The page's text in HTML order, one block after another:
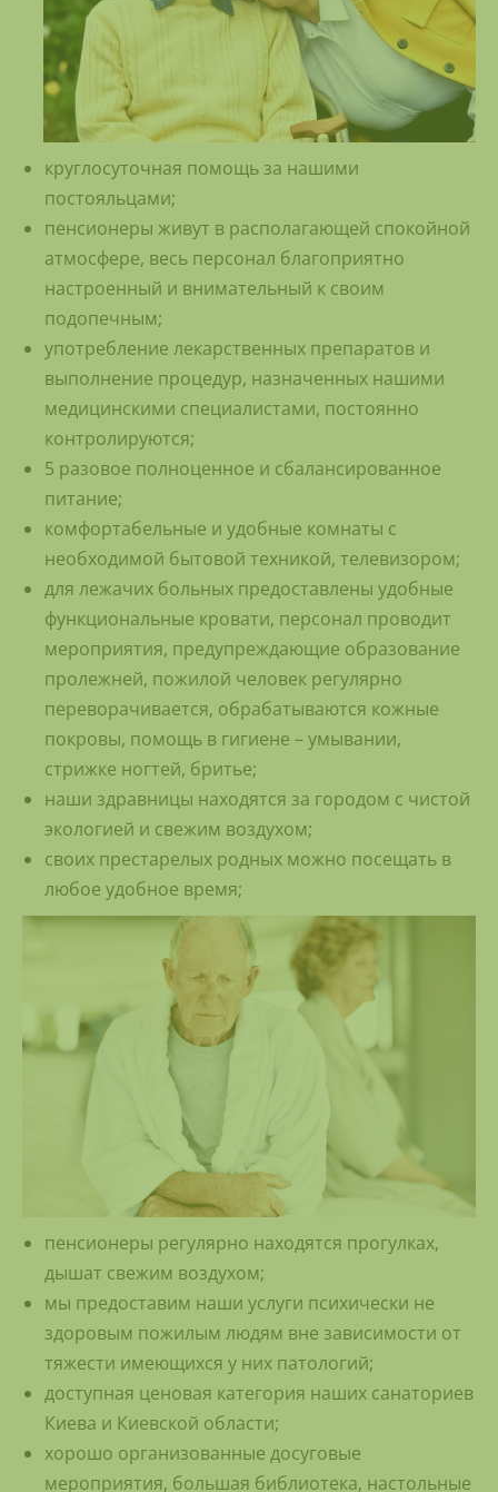
круглосуточная помощь за нашими
постояльцами;
пенсионеры живут в располагающей спокойной
атмосфере, весь персонал благоприятно
настроенный и внимательный к своим
подопечным;
употребление лекарственных препаратов и
выполнение процедур, назначенных нашими
медицинскими специалистами, постоянно
контролируются;
5 разовое полноценное и сбалансированное
питание;
комфортабельные и удобные комнаты с
необходимой бытовой техникой, телевизором;
для лежачих больных предоставлены удобные
функциональные кровати, персонал проводит
мероприятия, предупреждающие образование
пролежней, пожилой человек регулярно
переворачивается, обрабатываются кожные
покровы, помощь в гигиене – умывании,
стрижке ногтей, бритье;
наши здравницы находятся за городом с чистой
экологией и свежим воздухом;
своих престарелых родных можно посещать в
любое удобное время;
пенсионеры регулярно находятся прогулках,
дышат свежим воздухом;
мы предоставим наши услуги психически не
здоровым пожилым людям вне зависимости от
тяжести имеющихся у них патологий;
доступная ценовая категория наших санаториев
Киева и Киевской области;
хорошо организованные досуговые
мероприятия, большая библиотека, настольные